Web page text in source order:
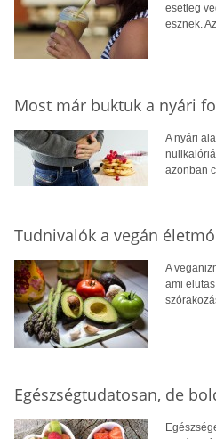
esetleg
esznek.
Most már buktuk a nyári
A nyári
azonban
Tudnivalók a vegán
A
ami
Egészségtudatosan, de